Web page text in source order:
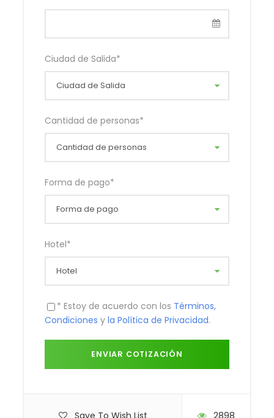
Ciudad de Salida*
Cantidad de personas*
Forma de pago*
Hotel*
* Estoy de acuerdo con los Términos,
Condiciones y la Política de Privacidad.
Nada no especificado
LD PALM BEACH
LD PLUS